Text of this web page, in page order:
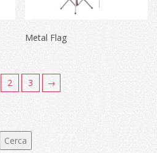
Metal Flag
2 3 →
Cerca